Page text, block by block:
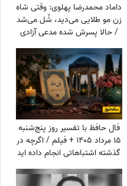
داماد محمدرضا پهلوی: وقتی شاه
زن مو طلایی می‌دید، شُل می‌شد
/ حالا پسرش شده مدعی آزادی
زنان!!!
فال حافظ با تفسیر روز پنج‌شنبه
15 مرداد 1405 + فیلم / اگرچه در
گذشته اشتباهاتی انجام داده اید
اما به زودی دوران غم و اندوه
تمام می شود